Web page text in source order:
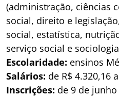
(administração, ciências
social, direito e
social, estatística,
serviço social e
Escolaridade: ensinos
Salários: de R$ 4.320,16
Inscrições: de 9 de